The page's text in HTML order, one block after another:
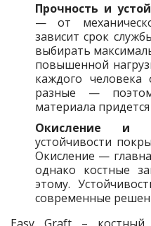
Прочность и
— от
зависит срок
выбирать
повышенной
каждого человека
разные —
материала
Окисление и
устойчивости
Окисление —
однако костные
этому.
современные